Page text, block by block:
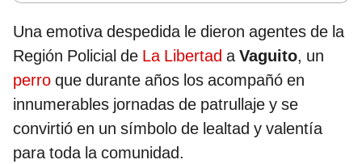
Una emotiva despedida le dieron agentes de la
Región Policial de La Libertad aVaguito, un
perro que durante años los acompañó en
innumerables jornadas de patrullaje y se
convirtió en un símbolo de lealtad y valentía
para toda la comunidad.